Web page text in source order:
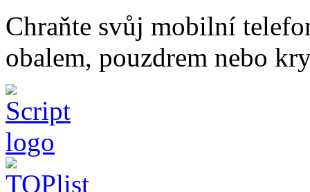
Chraňte svůj mobilní
obalem, pouzdrem nebo